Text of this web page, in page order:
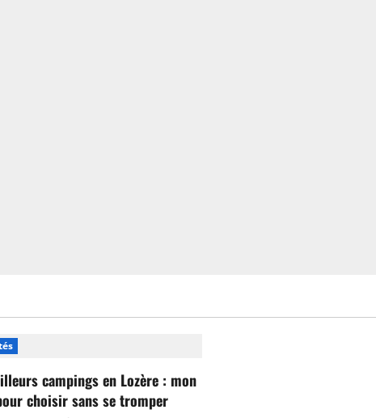
campings en Lozère : mon
choisir sans se tromper